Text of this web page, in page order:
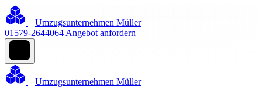
Umzugsunternehmen Müller
01579-2644064 Angebot anfordern
Umzugsunternehmen Müller